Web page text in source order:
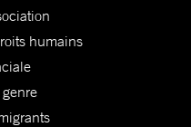
humains